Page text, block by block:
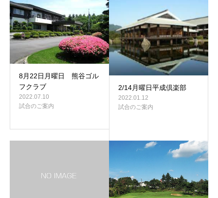
8月22日月曜日 熊谷ゴル
フクラブ
2022.07.10
試合のご案内
2/14月曜日平成倶楽部
2022.01.12
試合のご案内